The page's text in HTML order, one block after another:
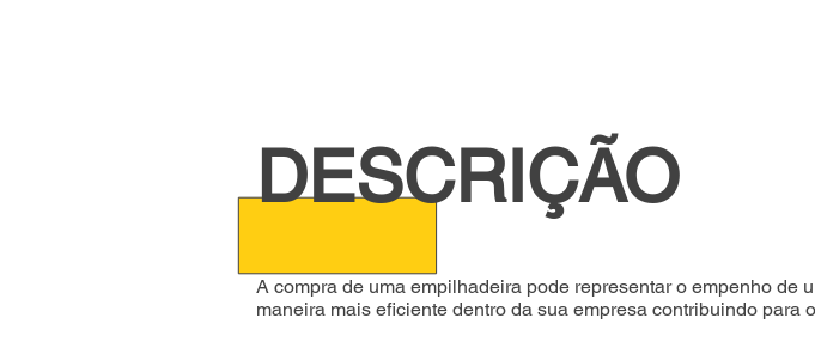
DESCRIÇÃO
A compra de uma empilhadeira pode representar o empenho de
maneira mais eficiente dentro da sua empresa contribuindo para